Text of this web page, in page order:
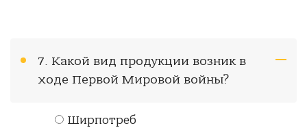
7. Какой вид продукции возник в
ходе Первой Мировой войны?
Ширпотреб